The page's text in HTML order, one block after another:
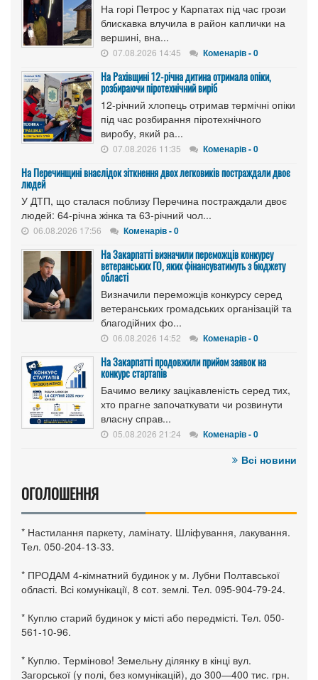
На горі Петрос у Карпатах під час грози
блискавка влучила в район каплички на
вершині, вна...
07.08.2026 14:45 Коменарів - 0
На Рахівщині 12-річна дитина отримала опіки,
розбираючи піротехнічний виріб
12-річний хлопець отримав термічні опіки
під час розбирання піротехнічного
виробу, який ра...
07.08.2026 11:35 Коменарів - 0
На Перечинщині внаслідок зіткнення двох легковиків постраждали двоє
людей
У ДТП, що сталася поблизу Перечина постраждали двоє
людей: 64-річна жінка та 63-річний чол...
06.08.2026 17:56 Коменарів - 0
На Закарпатті визначили переможців конкурсу
ветеранських ГО, яких фінансуватимуть з бюджету
області
Визначили переможців конкурсу серед
ветеранських громадських організацій та
благодійних фо...
06.08.2026 14:52 Коменарів - 0
На Закарпатті продовжили прийом заявок на
конкурс стартапів
Бачимо велику зацікавленість серед тих,
хто прагне започаткувати чи розвинути
власну справ...
05.08.2026 21:24 Коменарів - 0
Всі новини
ОГОЛОШЕННЯ
* Настилання паркету, ламінату. Шліфування, лакування.
Тел. 050-204-13-33.
* ПРОДАМ 4-кімнатний будинок у м. Лубни Полтавської
області. Всі комунікації, 8 сот. землі. Тел. 095-904-79-24.
* Куплю старий будинок у місті або передмісті. Тел. 050-
561-10-96.
* Куплю. Терміново! Земельну ділянку в кінці вул.
Загорської (у полі, без комунікацій), до 300—400 тис. грн.